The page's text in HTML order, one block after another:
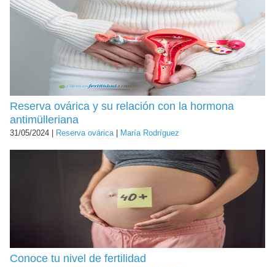
Reserva ovárica y su relación con la hormona
antimülleriana
31/05/2024 | Reserva ovárica María Rodríguez
Conoce tu nivel de fertilidad